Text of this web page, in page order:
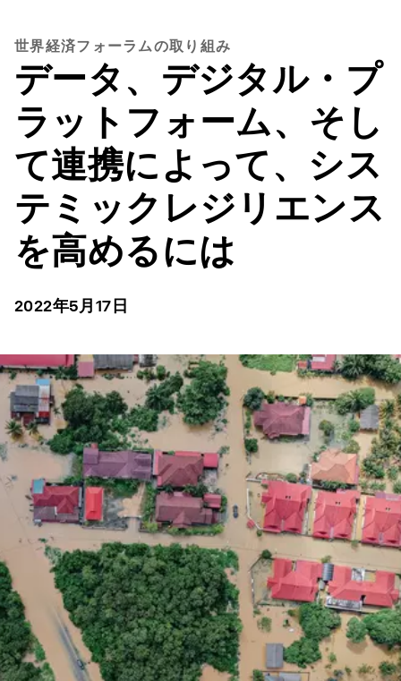
世界経済フォーラムの取り組み
データ、デジタル・プ
ラットフォーム、そし
て連携によって、シス
テミックレジリエンス
を高めるには
2022年5月17日